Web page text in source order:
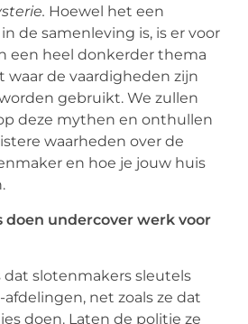
Hoewel het een
de samenleving is, is er voor
een heel donkerder thema
de vaardigheden zijn
gebruikt. We zullen
deze mythen en onthullen
waarheden over de
en hoe je jouw huis
doen undercover werk voor
dat slotenmakers sleutels
net zoals ze dat
doen. Laten de politie ze